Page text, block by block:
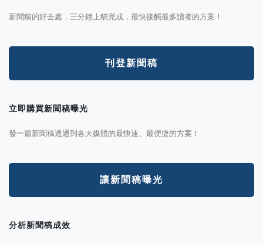
新聞稿的好去處，三分鐘上稿完成，最快接觸最多讀者的方案！
刊登新聞稿
立即購買新聞稿曝光
發一篇新聞稿透通到各大媒體的最快速、最便捷的方案！
讓新聞稿曝光
分析新聞稿成效